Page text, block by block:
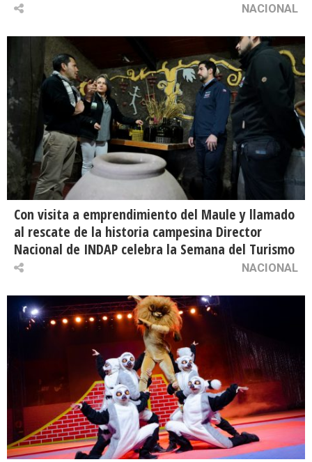
NACIONAL
Con visita a emprendimiento del Maule y llamado
al rescate de la historia campesina Director
Nacional de INDAP celebra la Semana del Turismo
NACIONAL